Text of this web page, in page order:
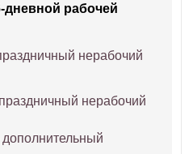
дневной рабочей
нерабочий
нерабочий